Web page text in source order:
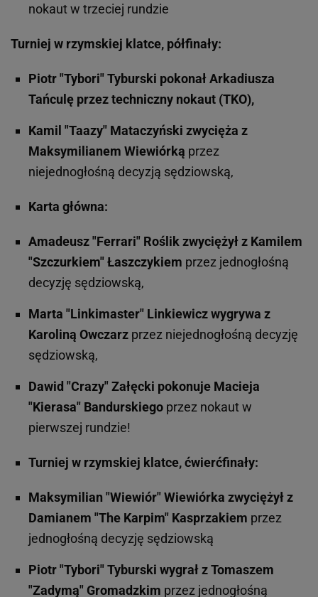
nokaut w trzeciej rundzie
Turniej w rzymskiej klatce, półfinały:
Piotr "Tybori" Tyburski pokonał Arkadiusza
Tańculę przez techniczny nokaut (TKO),
Kamil "Taazy" Mataczyński zwycięża z
Maksymilianem Wiewiórką przez
niejednogłośną decyzją sędziowską,
Karta główna:
Amadeusz "Ferrari" Roślik zwyciężył z Kamilem
"Szczurkiem" Łaszczykiem przez jednogłośną
decyzję sędziowską,
Marta "Linkimaster" Linkiewicz wygrywa z
Karoliną Owczarz przez niejednogłośną decyzję
sędziowską,
Dawid "Crazy" Załęcki pokonuje Macieja
"Kierasa" Bandurskiego przez nokaut w
pierwszej rundzie!
Turniej w rzymskiej klatce, ćwierćfinały:
Maksymilian "Wiewiór" Wiewiórka zwyciężył z
Damianem "The Karpim" Kasprzakiem przez
jednogłośną decyzję sędziowską
Piotr "Tybori" Tyburski wygrał z Tomaszem
"Zadymą" Gromadzkim przez jednogłośną